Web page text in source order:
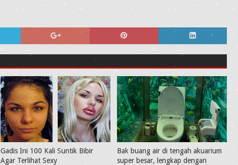
Gadis Ini 100 Kali Suntik Bibir
Agar Terlihat Sexy
Bak buang air di tengah akuarium
super besar, lengkap dengan